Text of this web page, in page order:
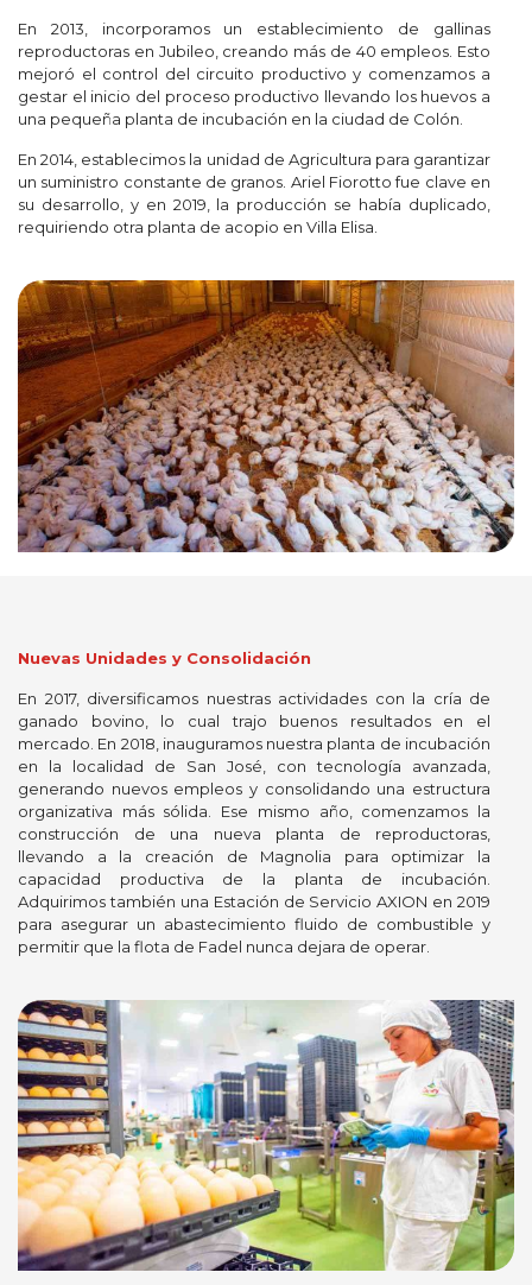
En 2013, incorporamos un establecimiento de gallinas
reproductoras en Jubileo, creando más de 40 empleos. Esto
mejoró el control del circuito productivo y comenzamos a
gestar el inicio del proceso productivo llevando los huevos a
una pequeña planta de incubación en la ciudad de Colón.
En 2014, establecimos la unidad de Agricultura para garantizar
un suministro constante de granos. Ariel Fiorotto fue clave en
su desarrollo, y en 2019, la producción se había duplicado,
requiriendo otra planta de acopio en Villa Elisa.
Nuevas Unidades y Consolidación
En 2017, diversificamos nuestras actividades con la cría de
ganado bovino, lo cual trajo buenos resultados en el
mercado. En 2018, inauguramos nuestra planta de incubación
en la localidad de San José, con tecnología avanzada,
generando nuevos empleos y consolidando una estructura
organizativa más sólida. Ese mismo año, comenzamos la
construcción de una nueva planta de reproductoras,
llevando a la creación de Magnolia para optimizar la
capacidad productiva de la planta de incubación.
Adquirimos también una Estación de Servicio AXION en 2019
para asegurar un abastecimiento fluido de combustible y
permitir que la flota de Fadel nunca dejara de operar.